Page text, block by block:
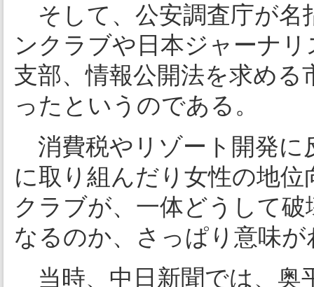
そして、公安調査庁が名
ンクラブや日本ジャーナ
支部、情報公開法を求め
ったというのである。
消費税やリゾート開発に
に取り組んだり女性の地
クラブが、一体どうして
なるのか、さっぱり意味
当時、中日新聞では、奥